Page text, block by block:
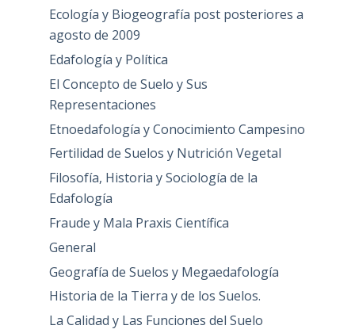
Ecología y Biogeografía post posteriores a
agosto de 2009
Edafología y Política
El Concepto de Suelo y Sus
Representaciones
Etnoedafología y Conocimiento Campesino
Fertilidad de Suelos y Nutrición Vegetal
Filosofía, Historia y Sociología de la
Edafología
Fraude y Mala Praxis Científica
General
Geografía de Suelos y Megaedafología
Historia de la Tierra y de los Suelos.
La Calidad y Las Funciones del Suelo